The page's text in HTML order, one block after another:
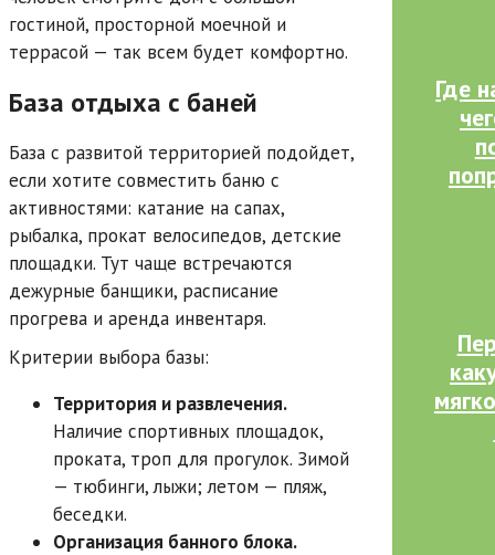
гостиной, просторной моечной и
террасой — так всем будет комфортно.
База отдыха с баней
База с развитой территорией подойдет,
если хотите совместить баню с
активностями: катание на сапах,
рыбалка, прокат велосипедов, детские
площадки. Тут чаще встречаются
дежурные банщики, расписание
прогрева и аренда инвентаря.
Критерии выбора базы:
Территория и развлечения.
Наличие спортивных площадок,
проката, троп для прогулок. Зимой
— тюбинги, лыжи; летом — пляж,
беседки.
Организация банного блока.
Где